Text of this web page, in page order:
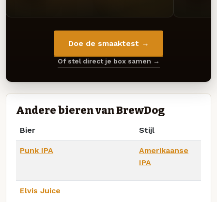
Doe de smaaktest →
Of stel direct je box samen →
Andere bieren van BrewDog
Bier Stijl
Punk IPA
Amerikaanse
IPA
Elvis Juice